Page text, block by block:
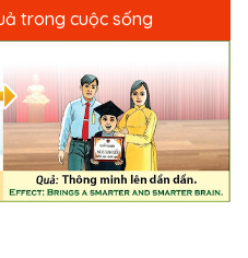
trong cuộc sống